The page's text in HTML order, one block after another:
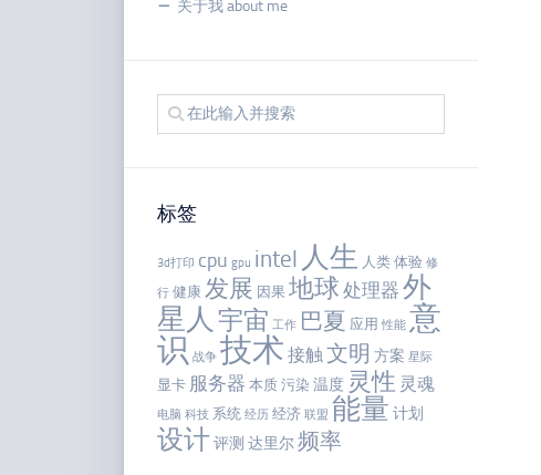
关于我 about me
标签
3d打印 cpu gpu intel 人生 人类 体验 修
行 健康 发展 因果 地球 处理器 外
星人 宇宙 工作 巴夏 应用 性能 意
识 战争 技术 接触文明 方案 星际
显卡 服务器 本质 污染 温度 灵性 灵魂
电脑 科技 系统 经历 经济 联盟 能量 计划
设计评测 达里尔频率